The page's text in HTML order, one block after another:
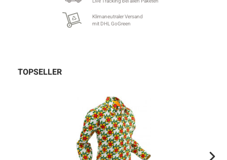
Klimaneutraler Versand
mit DHL GoGreen
TOPSELLER